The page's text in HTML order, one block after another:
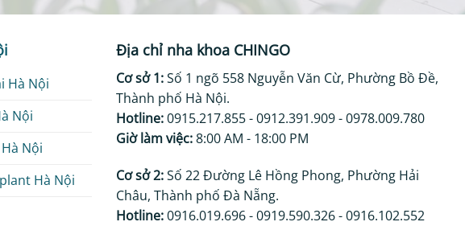
Hà Nội
Nội
Nội
Hà Nội
Địa chỉ nha khoa CHINGO
Cơ sở 1:Số 1 ngõ 558 Nguyễn Văn Cừ, Phường Bồ Đề,
Thành phố Hà Nội.
Hotline:0915.217.855 - 0912.391.909 - 0978.009.780
Giờ làm việc:8:00 AM - 18:00 PM
Cơ sở 2:Số 22 Đường Lê Hồng Phong, Phường Hải
Châu, Thành phố Đà Nẵng.
Hotline:0916.019.696 - 0919.590.326 - 0916.102.552